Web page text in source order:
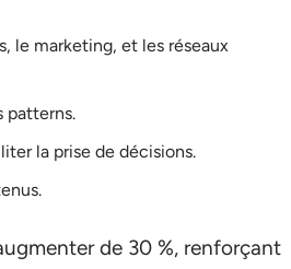
le marketing, et les réseaux
patterns.
la prise de décisions.
de 30 %, renforçant